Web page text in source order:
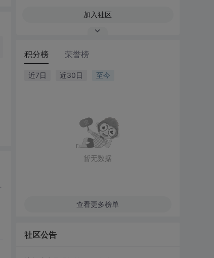
加入社区
积分榜 荣誉榜
近7日 近30日 至今
暂无数据
查看更多榜单
社区公告